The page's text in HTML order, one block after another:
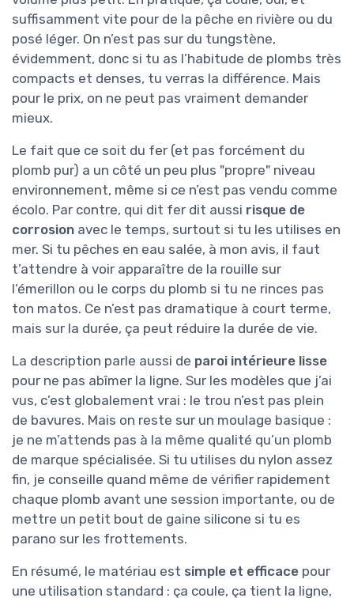
suffisamment vite pour de la pêche en rivière ou du
posé léger. On n’est pas sur du tungstène,
évidemment, donc si tu as l’habitude de plombs très
compacts et denses, tu verras la différence. Mais
pour le prix, on ne peut pas vraiment demander
mieux.
Le fait que ce soit du fer (et pas forcément du
plomb pur) a un côté un peu plus "propre" niveau
environnement, même si ce n’est pas vendu comme
écolo. Par contre, qui dit fer dit aussi risque de
corrosion avec le temps, surtout si tu les utilises en
mer. Si tu pêches en eau salée, à mon avis, il faut
t’attendre à voir apparaître de la rouille sur
l’émerillon ou le corps du plomb si tu ne rinces pas
ton matos. Ce n’est pas dramatique à court terme,
mais sur la durée, ça peut réduire la durée de vie.
La description parle aussi de paroi intérieure lisse
pour ne pas abîmer la ligne. Sur les modèles que j’ai
vus, c’est globalement vrai : le trou n’est pas plein
de bavures. Mais on reste sur un moulage basique :
je ne m’attends pas à la même qualité qu’un plomb
de marque spécialisée. Si tu utilises du nylon assez
fin, je conseille quand même de vérifier rapidement
chaque plomb avant une session importante, ou de
mettre un petit bout de gaine silicone si tu es
parano sur les frottements.
En résumé, le matériau est simple et efficace pour
une utilisation standard : ça coule, ça tient la ligne,